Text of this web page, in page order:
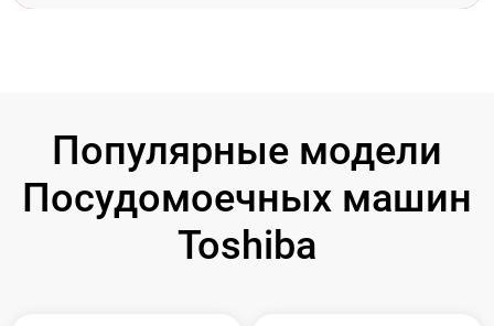
Популярные модели
Посудомоечных машин
Toshiba